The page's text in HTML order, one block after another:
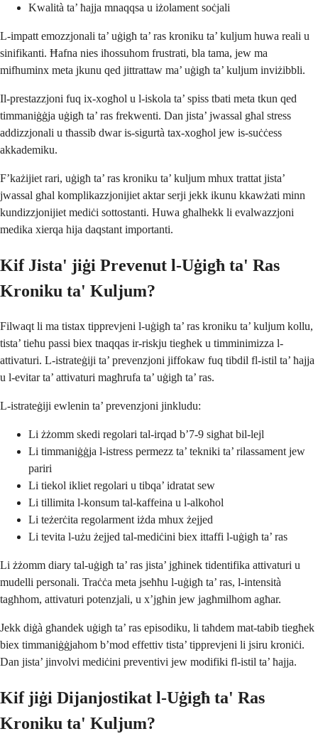
Kwalità ta’ ħajja mnaqqsa u iżolament soċjali
L-impatt emozzjonali ta’ uġigħ ta’ ras kroniku ta’ kuljum huwa reali u
sinifikanti. Ħafna nies iħossuhom frustrati, bla tama, jew ma
mifhuminx meta jkunu qed jittrattaw ma’ uġigħ ta’ kuljum inviżibbli.
Il-prestazzjoni fuq ix-xogħol u l-iskola ta’ spiss tbati meta tkun qed
timmaniġġja uġigħ ta’ ras frekwenti. Dan jista’ jwassal għal stress
addizzjonali u tħassib dwar is-sigurtà tax-xogħol jew is-suċċess
akkademiku.
F’każijiet rari, uġigħ ta’ ras kroniku ta’ kuljum mhux trattat jista’
jwassal għal komplikazzjonijiet aktar serji jekk ikunu kkawżati minn
kundizzjonijiet mediċi sottostanti. Huwa għalhekk li evalwazzjoni
medika xierqa hija daqstant importanti.
Kif Jista' jiġi Prevenut l-Uġigħ ta' Ras
Kroniku ta' Kuljum?
Filwaqt li ma tistax tipprevjeni l-uġigħ ta’ ras kroniku ta’ kuljum kollu,
tista’ tieħu passi biex tnaqqas ir-riskju tiegħek u timminimizza l-
attivaturi. L-istrateġiji ta’ prevenzjoni jiffokaw fuq tibdil fl-istil ta’ ħajja
u l-evitar ta’ attivaturi magħrufa ta’ uġigħ ta’ ras.
L-istrateġiji ewlenin ta’ prevenzjoni jinkludu:
Li żżomm skedi regolari tal-irqad b’7-9 sigħat bil-lejl
Li timmaniġġja l-istress permezz ta’ tekniki ta’ rilassament jew
pariri
Li tiekol ikliet regolari u tibqa’ idratat sew
Li tillimita l-konsum tal-kaffeina u l-alkoħol
Li teżerċita regolarment iżda mhux żejjed
Li tevita l-użu żejjed tal-mediċini biex ittaffi l-uġigħ ta’ ras
Li żżomm diary tal-uġigħ ta’ ras jista’ jgħinek tidentifika attivaturi u
mudelli personali. Traċċa meta jseħħu l-uġigħ ta’ ras, l-intensità
tagħhom, attivaturi potenzjali, u x’jgħin jew jagħmilhom agħar.
Jekk diġà għandek uġigħ ta’ ras episodiku, li taħdem mat-tabib tiegħek
biex timmaniġġjahom b’mod effettiv tista’ tipprevjeni li jsiru kroniċi.
Dan jista’ jinvolvi mediċini preventivi jew modifiki fl-istil ta’ ħajja.
Kif jiġi Dijanjostikat l-Uġigħ ta' Ras
Kroniku ta' Kuljum?